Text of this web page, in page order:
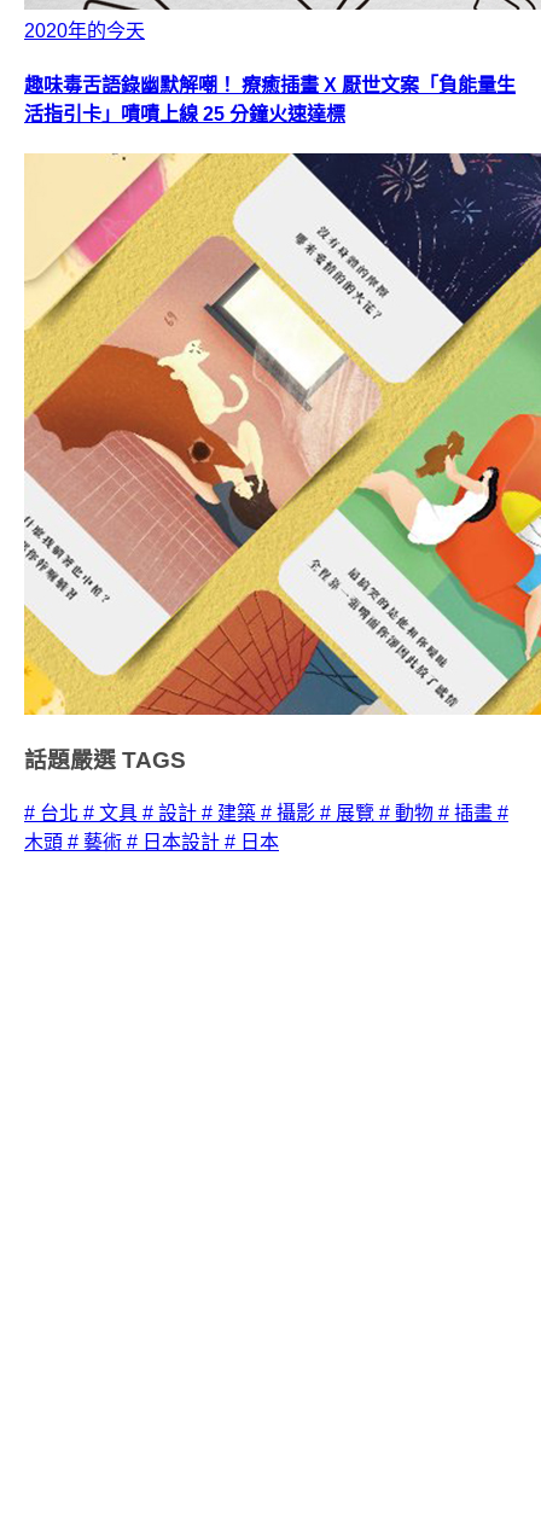
2020年的今天
趣味毒舌語錄幽默解嘲！ 療癒插畫 X 厭世文案「負能量生
活指引卡」嘖嘖上線 25 分鐘火速達標
話題嚴選 TAGS
# 台北 # 文具 # 設計 # 建築 # 攝影 # 展覽 # 動物 # 插畫 #
木頭 # 藝術 # 日本設計 # 日本